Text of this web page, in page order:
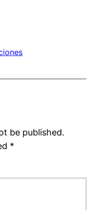
be published.
*